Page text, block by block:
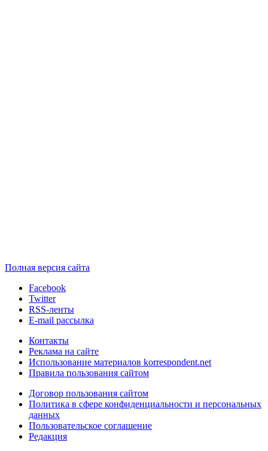
Полная версия сайта
Facebook
Twitter
RSS-ленты
E-mail рассылка
Контакты
Реклама на сайте
Использование материалов korrespondent.net
Правила пользования сайтом
Договор пользования сайтом
Политика в сфере конфиденциальности и персональных
данных
Пользовательское соглашение
Редакция